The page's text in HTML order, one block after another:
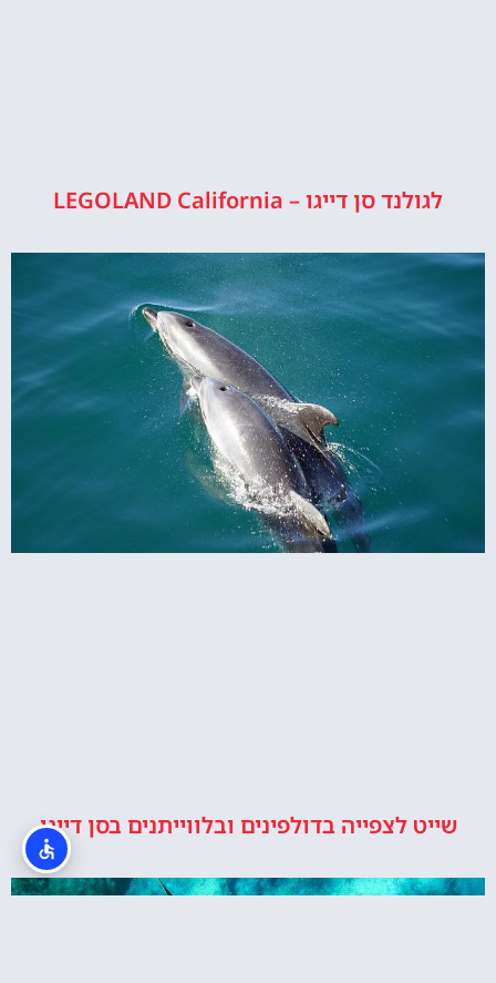
לגולנד סן דייגו – LEGOLAND California
שייט לצפייה בדולפינים ובלווייתנים בסן דייגו